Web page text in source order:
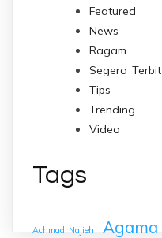
Featured
News
Ragam
Segera Terbit
Tips
Trending
Video
Tags
Achmad Najieh Agama